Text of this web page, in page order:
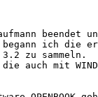
beendet
ich die
zu sammeln.
auch mit